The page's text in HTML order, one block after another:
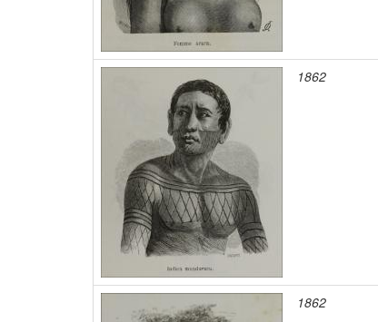
1862
1862